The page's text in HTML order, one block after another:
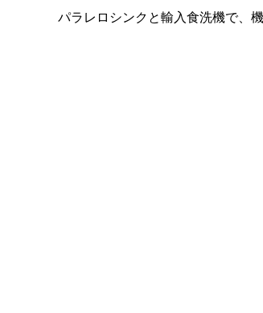
パラレロシンクと輸入食洗機で、